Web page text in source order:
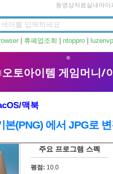
동영상자료실 내아이
| 휴폐업조회 ntoppro|
맥북
본(PNG) 에서 JPG로
주요 프로그램 스펙
평점: 10.0